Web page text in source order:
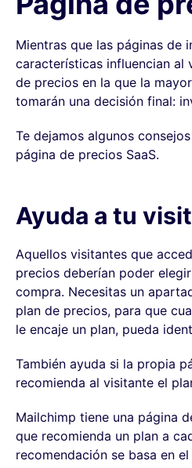
Mientras que las páginas de
características influencian al
de precios en la que la
tomarán una decisión final:
Te dejamos algunos
página de precios SaaS.
Ayuda a tu
Aquellos visitantes que
precios deberían poder
compra. Necesitas un
plan de precios, para que
le encaje un plan, pueda
También ayuda si la propia
recomienda al visitante el
Mailchimp tiene una página
que recomienda un plan a
recomendación se basa en